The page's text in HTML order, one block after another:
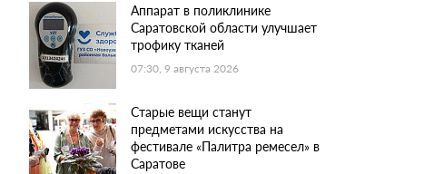
Аппарат в поликлинике
Саратовской области улучшает
трофику тканей
07:30, 9 августа 2026
Старые вещи станут
предметами искусства на
фестивале «Палитра ремесел» в
Саратове